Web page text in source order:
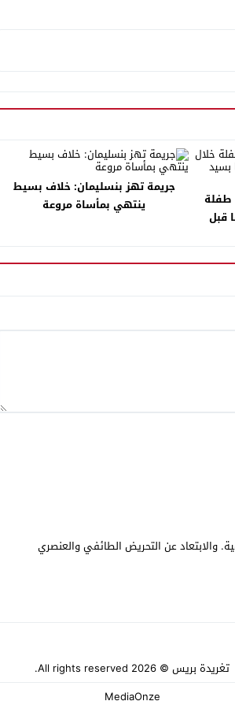
طفلة
قبل
جريمة تهز بنسليمان: خلاف بسيط
ينتهي بمأساة مروعة
والابتعاد عن التحريض الطائفي والعنصري
تغريدة بريس © 2026 All rights reserved.
MediaOnze